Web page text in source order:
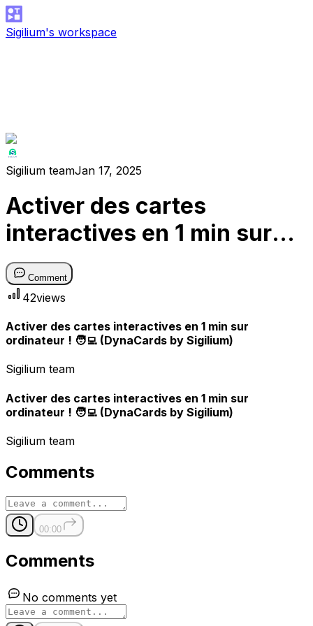
Sigilium's workspace
Sigilium teamJan 17, 2025
Activer des cartes
interactives en 1 min sur
ordinateur ! 🧑‍💻
by Sigilium)
Comment
42views
Activer des cartes interactives en 1 min sur
ordinateur ! 🧑‍💻 (DynaCards by Sigilium)
Sigilium team
Activer des cartes interactives en 1 min sur
ordinateur ! 🧑‍💻 (DynaCards by Sigilium)
Sigilium team
Comments
00:00
Comments
No comments yet